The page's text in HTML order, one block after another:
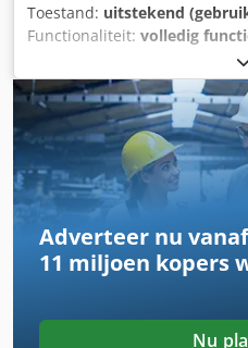
Toestand: uitstekend
Functionaliteit: volledig
, Laste draaibank voor
van 5 ton, in topconditie,
voetafstandsbediening en
Neiging en snelheid traploos
omw/min. Opspangschijf
gekanteld tot midden ca. 1,18
horizontaal ca. 1,4 meter.
Adverteer nu vanaf
11 miljoen kopers
Nu